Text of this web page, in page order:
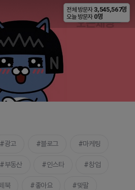
비공개
광고 블로그 마케팅
부동산 인스타 창업
북 좋아요 맞팔
전체 방문자 3,545,567명
오늘 방문자 0명